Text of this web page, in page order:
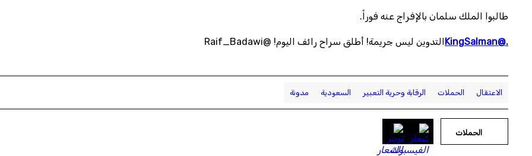
طالبوا الملك سلمان بالإفراج عنه فوراً.
.@KingSalman التدوين ليس جريمة! أطلق سراح رائف اليوم! @Raif_Badawi
الاعتقال الحملات الرقابة وحرية التعبير السعودية مدونة
الحملات